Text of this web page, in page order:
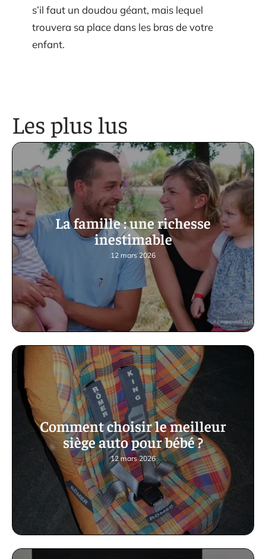
s’il faut un doudou géant, mais lequel
trouvera sa place dans les bras de votre
enfant.
Les plus lus
La famille : une richesse
inestimable
12 mars 2026
Comment choisir le meilleur
siège auto pour bébé ?
12 mars 2026